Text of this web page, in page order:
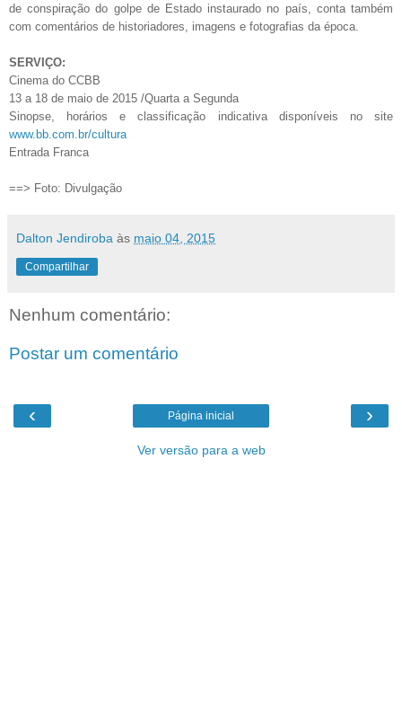
de conspiração do golpe de Estado instaurado no país, conta também
com comentários de historiadores, imagens e fotografias da época.
SERVIÇO:
Cinema do CCBB
13 a 18 de maio de 2015 /Quarta a Segunda
Sinopse, horários e classificação indicativa disponíveis no site
www.bb.com.br/cultura
Entrada Franca
==> Foto: Divulgação
Dalton Jendiroba às maio 04, 2015
Compartilhar
Nenhum comentário:
Postar um comentário
‹ ›
Página inicial
Ver versão para a web